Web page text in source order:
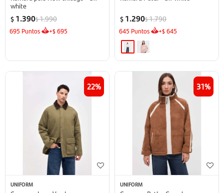
white
$ 1.390$1.990
695 Puntos +$695
$ 1.290$1.790
645 Puntos +$645
22
UNIFORM
31
UNIFORM